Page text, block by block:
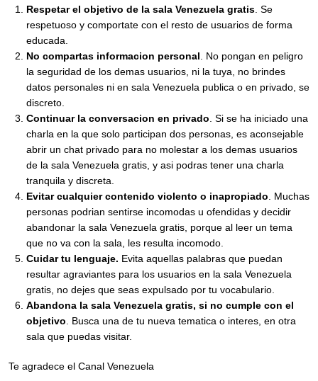
Respetar el objetivo de la sala Venezuela gratis . Se
respetuoso y comportate con el resto de usuarios de forma
educada.
No compartas informacion personal . No pongan en peligro
la seguridad de los demas usuarios, ni la tuya, no brindes
datos personales ni en sala Venezuela publica o en privado, se
discreto.
Continuar la conversacion en privado . Si se ha iniciado una
charla en la que solo participan dos personas, es aconsejable
abrir un chat privado para no molestar a los demas usuarios
de la sala Venezuela gratis, y asi podras tener una charla
tranquila y discreta.
Evitar cualquier contenido violento o inapropiado . Muchas
personas podrian sentirse incomodas u ofendidas y decidir
abandonar la sala Venezuela gratis, porque al leer un tema
que no va con la sala, les resulta incomodo.
Cuidar tu lenguaje. Evita aquellas palabras que puedan
resultar agraviantes para los usuarios en la sala Venezuela
gratis, no dejes que seas expulsado por tu vocabulario.
Abandona la sala Venezuela gratis, si no cumple con el
objetivo . Busca una de tu nueva tematica o interes, en otra
sala que puedas visitar.
Te agradece el Canal Venezuela